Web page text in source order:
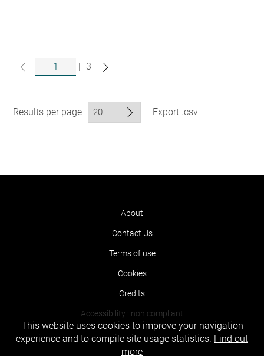
| 3
Results per page Export .csv
About
Contact Us
Terms of use
Cookies
Credits
Accessibility : non compliant
This website uses cookies to improve your navigation
experience and to compile site usage statistics. Find out
more